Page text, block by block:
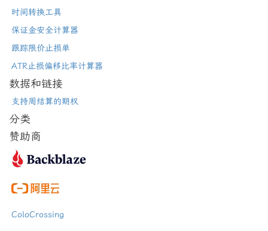
时间转换工具
保证金安全计算器
跟踪限价止损单
ATR止损偏移比率计算器
数据和链接
支持周结算的期权
分类
赞助商
ColoCrossing